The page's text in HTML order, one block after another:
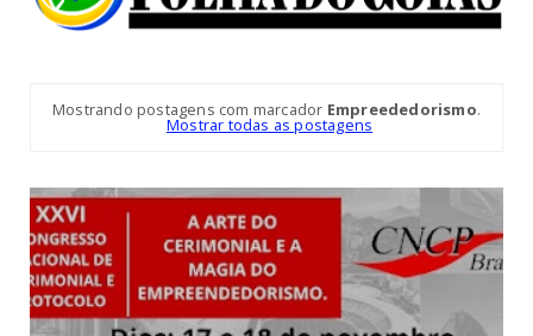
Mostrando postagens com marcador Empreededorismo.
Mostrar todas as postagens